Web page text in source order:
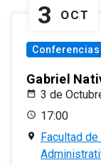
3 OCT
Conferencias
Gabriel
3 de
17:00
Facultad